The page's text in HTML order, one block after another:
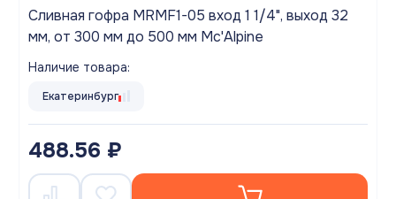
Сливная гофра MRMF1-05 вход 1 1/4", выход 32
мм, от 300 мм до 500 мм Mc'Alpine
Наличие товара:
Екатеринбург
488.56 ₽